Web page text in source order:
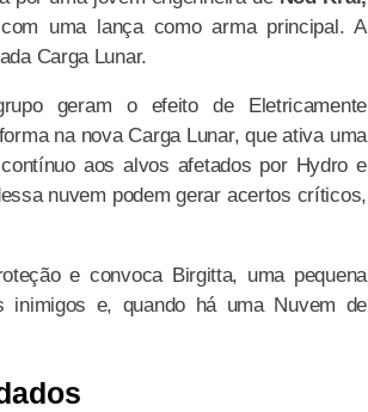
uma lança como arma principal. A
Carga Lunar.
geram o efeito de Eletricamente
na nova Carga Lunar, que ativa uma
aos alvos afetados por Hydro e
nuvem podem gerar acertos críticos,
e convoca Birgitta, uma pequena
inimigos e, quando há uma Nuvem de